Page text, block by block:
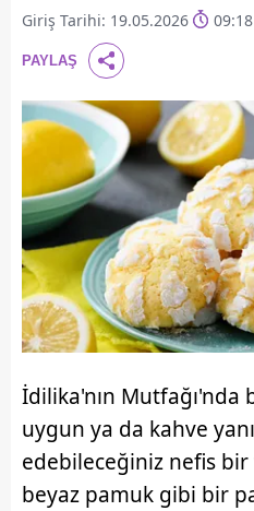
Giriş Tarihi: 19.05.2026 09:18
PAYLAŞ
İdilika'nın Mutfağı'nda
uygun ya da kahve
edebileceğiniz nefis
beyaz pamuk gibi bir